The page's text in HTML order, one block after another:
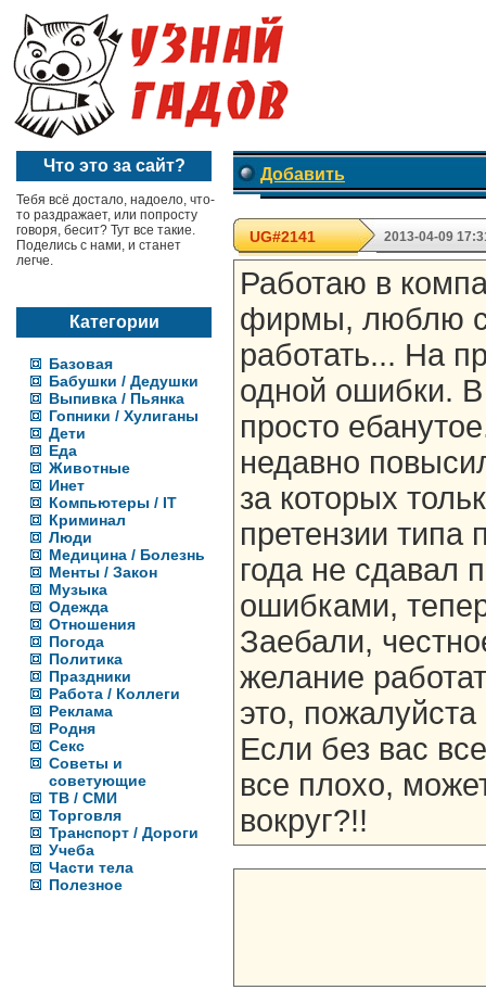
Что это за сайт?
Тебя всё достало, надоело, что-
то раздражает, или попросту
говоря, бесит? Тут все такие.
Поделись с нами, и станет
легче.
Категории
Базовая
Бабушки / Дедушки
Выпивка / Пьянка
Гопники / Хулиганы
Дети
Еда
Животные
Инет
Компьютеры / IT
Криминал
Люди
Медицина / Болезнь
Менты / Закон
Музыка
Одежда
Отношения
Погода
Политика
Праздники
Работа / Коллеги
Реклама
Родня
Секс
Советы и
советующие
ТВ / СМИ
Торговля
Транспорт / Дороги
Учеба
Части тела
Полезное
Добавить
UG#2141 2013-04-09
Работаю в
фирмы, люблю
работать... На
одной ошибки.
просто
недавно
за которых
претензии типа
года не сдавал
ошибками,
Заебали,
желание
это,
Если без вас
все плохо,
вокруг?!!